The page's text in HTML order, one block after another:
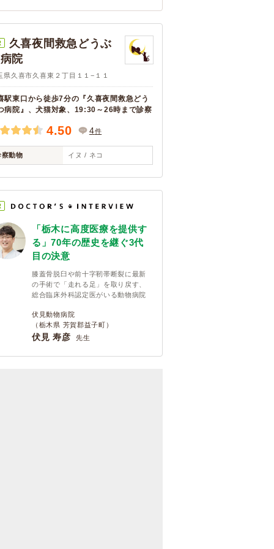
久喜夜間救急どうぶ
院
県久喜市久喜東２丁目１１−１１
駅東口から徒歩7分の『久喜夜間救急どう
病院』、犬猫対象、19:30～26時まで診察
4.50 4件
察動物 イヌ / ネコ
「栃木に高度医療を提供す
る」70年の歴史を継ぐ3代
目の決意
膝蓋骨脱臼や前十字靭帯断裂に最新
の手術で「走れる足」を取り戻す、
総合臨床外科認定医がいる動物病院
伏見動物病院
（栃木県 芳賀郡益子町）
伏見 寿彦 先生